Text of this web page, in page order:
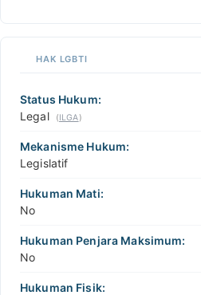
HAK LGBTI
Status Hukum:
Legal
(ILGA)
Mekanisme Hukum:
Legislatif
Hukuman Mati:
No
Hukuman Penjara Maksimum:
No
Hukuman Fisik: